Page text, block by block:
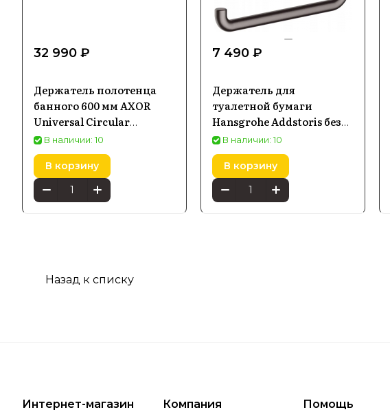
32 990 ₽
Держатель полотенца
банного 600 мм AXOR
Universal Circular
42860800
В наличии: 10
В корзину
7 490 ₽
Держатель для
туалетной бумаги
Hansgrohe Addstoris без
крышки, черный хром
41771340
В наличии: 10
В корзину
Назад к списку
Интернет-магазин Компания Помощь